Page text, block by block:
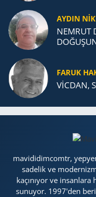
AYDIN
NEMRUT
FARUK
VİCDAN,
mavididimcomtr,
sadelik ve
kaçınıyor ve
sunuyor. 1997'den beri